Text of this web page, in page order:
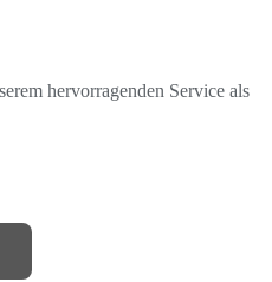
hervorragenden Service als